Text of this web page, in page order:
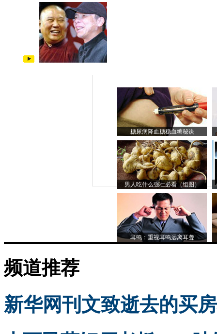
糖尿病降血糖稳血糖秘诀
男人吃什么强壮必看（组图）
耳鸣：重视耳鸣远离耳聋
频道推荐
新华网刊文致逝去的买